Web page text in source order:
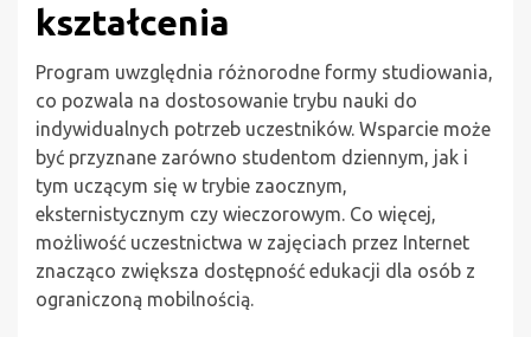
kształcenia
Program uwzględnia różnorodne formy studiowania,
co pozwala na dostosowanie trybu nauki do
indywidualnych potrzeb uczestników. Wsparcie może
być przyznane zarówno studentom dziennym, jak i
tym uczącym się w trybie zaocznym,
eksternistycznym czy wieczorowym. Co więcej,
możliwość uczestnictwa w zajęciach przez Internet
znacząco zwiększa dostępność edukacji dla osób z
ograniczoną mobilnością.